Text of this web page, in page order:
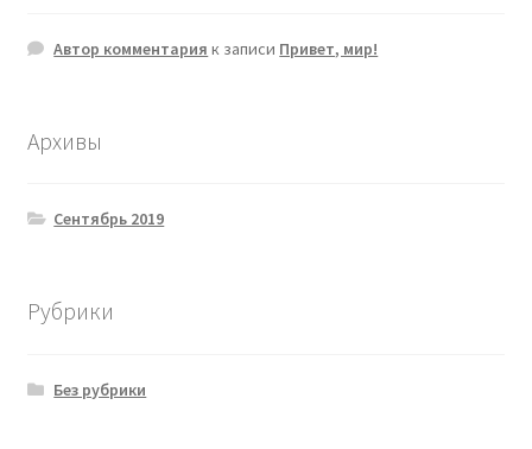
Автор комментария к записи Привет, мир!
Архивы
Сентябрь 2019
Рубрики
Без рубрики